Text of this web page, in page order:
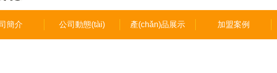
簡介 公司動態(tài) 產(chǎn)品展示 加盟案例